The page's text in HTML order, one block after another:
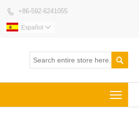
 +86-592-6241055
Español 
